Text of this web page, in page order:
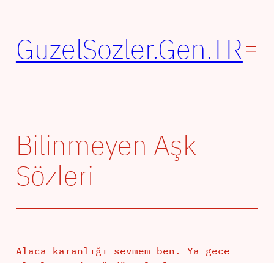
GuzelSozler.Gen.TR
Bilinmeyen Aşk
Sözleri
Alaca karanlığı sevmem ben. Ya gece